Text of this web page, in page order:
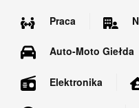
Praca
Auto-Moto Giełda
Elektronika